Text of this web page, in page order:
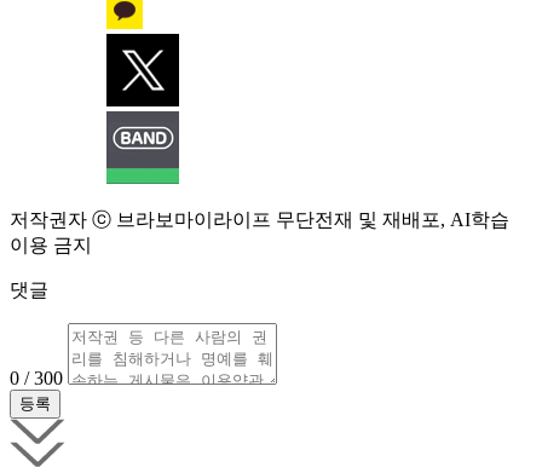
저작권자 ⓒ 브라보마이라이프 무단전재 및 재배포, AI학습
이용 금지
댓글
0 / 300